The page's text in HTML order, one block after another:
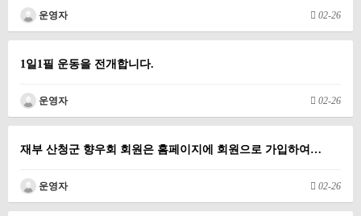
운영자 02-26
1일1필 운동을 전개합니다.
운영자 02-26
재부 산청군 향우회 회원은 홈페이지에 회원으로 가입하여…
운영자 02-26